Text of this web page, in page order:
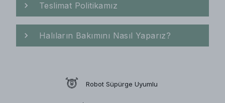
Teslimat Politikamız
Halıların Bakımını Nasıl Yaparız?
Robot Süpürge Uyumlu